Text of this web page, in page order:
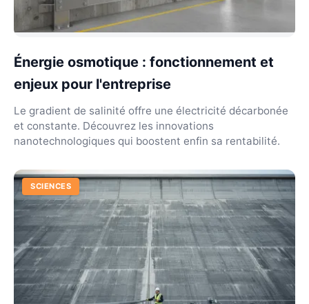
Énergie osmotique : fonctionnement et
enjeux pour l'entreprise
Le gradient de salinité offre une électricité décarbonée
et constante. Découvrez les innovations
nanotechnologiques qui boostent enfin sa rentabilité.
SCIENCES